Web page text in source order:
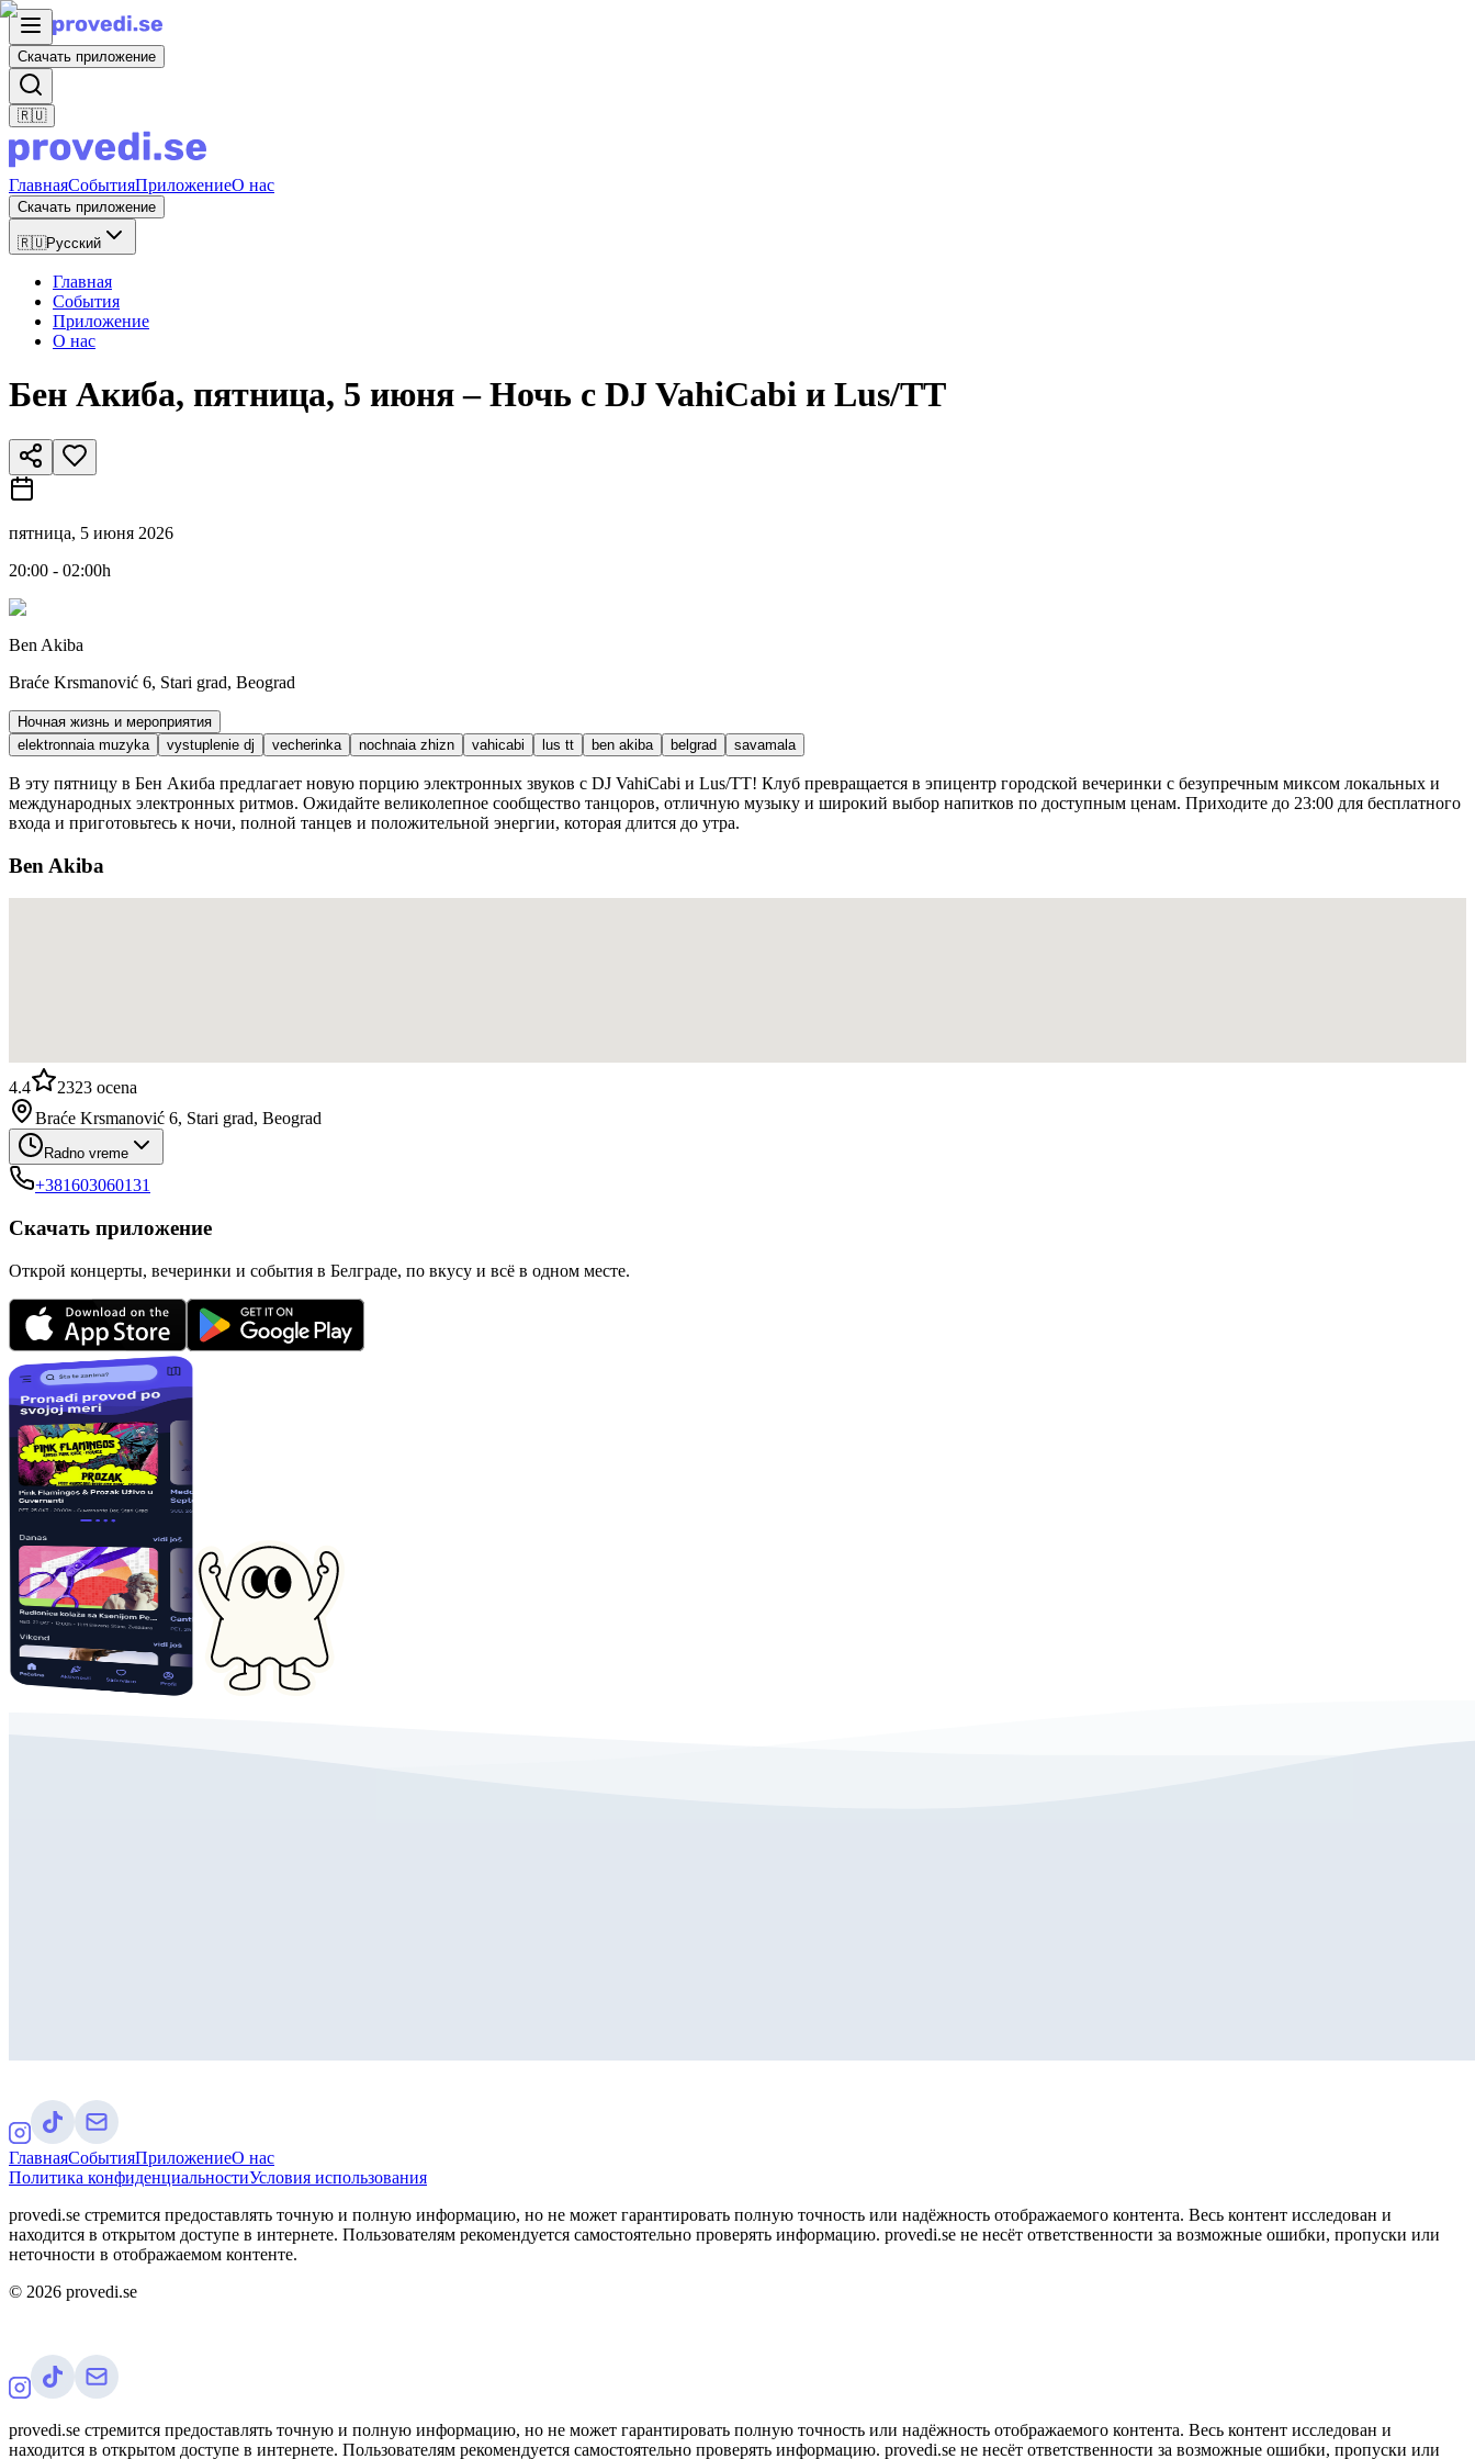
Скачать приложение
🇷🇺
ГлавнаяСобытияПриложениеО нас
Скачать приложение
🇷🇺Русский
Главная
События
Приложение
О нас
Бен Акиба, пятница, 5 июня – Ночь с DJ VahiCabi и Lus/TT
пятница, 5 июня 2026
20:00 - 02:00h
Ben Akiba
Braće Krsmanović 6, Stari grad, Beograd
Ночная жизнь и мероприятия
elektronnaia muzyka
vystuplenie dj vecherinka nochnaia zhizn vahicabi lus tt ben akiba belgrad savamala
В эту пятницу в Бен Акиба предлагает новую порцию электронных звуков с DJ VahiCabi и Lus/TT! Клуб превращается в эпицентр городской вечеринки с безупречным миксом локальных и
международных электронных ритмов. Ожидайте великолепное сообщество танцоров, отличную музыку и широкий выбор напитков по доступным ценам. Приходите до 23:00 для бесплатного
входа и приготовьтесь к ночи, полной танцев и положительной энергии, которая длится до утра.
Ben Akiba
4.4 2323 ocena
Braće Krsmanović 6, Stari grad, Beograd
Radno vreme
+381603060131
Скачать приложение
Открой концерты, вечеринки и события в Белграде, по вкусу и всё в одном месте.
ГлавнаяСобытияПриложениеО нас
Политика конфиденциальностиУсловия использования
provedi.se стремится предоставлять точную и полную информацию, но не может гарантировать полную точность или надёжность отображаемого контента. Весь контент исследован и
находится в открытом доступе в интернете. Пользователям рекомендуется самостоятельно проверять информацию. provedi.se не несёт ответственности за возможные ошибки, пропуски или
неточности в отображаемом контенте.
© 2026 provedi.se
provedi.se стремится предоставлять точную и полную информацию, но не может гарантировать полную точность или надёжность отображаемого контента. Весь контент исследован и
находится в открытом доступе в интернете. Пользователям рекомендуется самостоятельно проверять информацию. provedi.se не несёт ответственности за возможные ошибки, пропуски или